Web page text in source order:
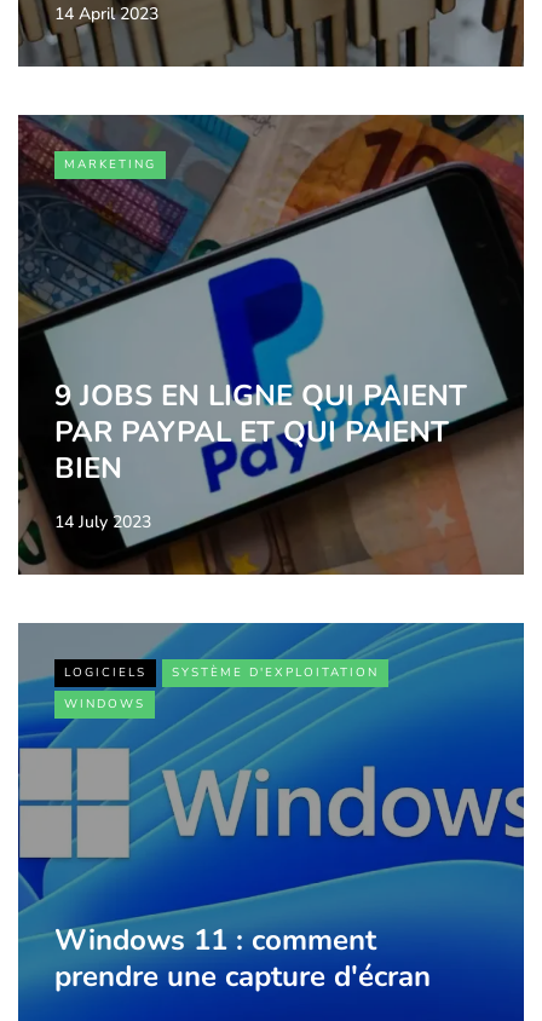
14 April 2023
MARKETING
9 JOBS EN LIGNE QUI PAIENT
PAR PAYPAL ET QUI PAIENT
BIEN
14 July 2023
LOGICIELS
SYSTÈME D'EXPLOITATION
WINDOWS
Windows 11 : comment
prendre une capture d'écran